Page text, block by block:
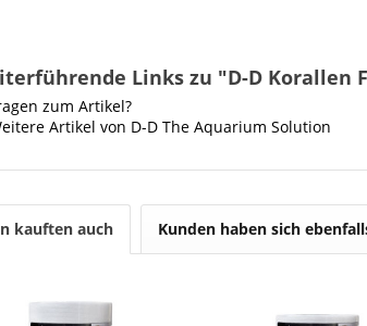
Links zu "D-D Korallen
zum Artikel?
Artikel von D-D The Aquarium Solution
kauften auch Kunden haben sich